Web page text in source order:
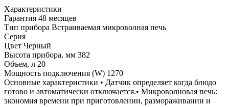
Xарактеристики
Гарантия 48 месяцев
Тип прибора Встраиваемая микроволная печь
Серия
Цвет Черный
Высота прибора, мм 382
Объем, л 20
Мощность подключения (W) 1270
Основные характеристики • Датчик определяет когда блюдо
готово и автоматически отключается.• Микроволновая печь:
экономия времени при приготовлении, размораживании и